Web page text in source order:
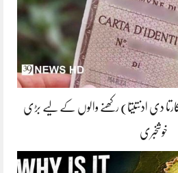
دی ادنتیتا) رکھنے والوں کے لیے بڑی
خوشخبری